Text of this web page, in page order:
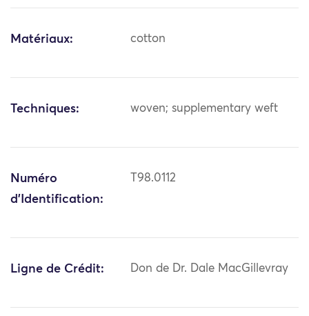
Matériaux: cotton
Techniques: woven; supplementary weft
Numéro
d'Identification:
T98.0112
Ligne de Crédit: Don de Dr. Dale MacGillevray